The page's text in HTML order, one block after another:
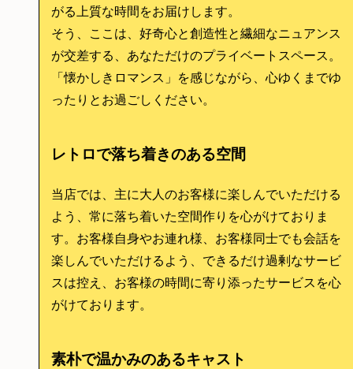
がる上質な時間をお届けします。
そう、ここは、好奇心と創造性と繊細なニュアンス
が交差する、あなただけのプライベートスペース。
「懐かしきロマンス」を感じながら、心ゆくまでゆ
ったりとお過ごしください。
レトロで落ち着きのある空間
当店では、主に大人のお客様に楽しんでいただける
よう、常に落ち着いた空間作りを心がけておりま
す。お客様自身やお連れ様、お客様同士でも会話を
楽しんでいただけるよう、できるだけ過剰なサービ
スは控え、お客様の時間に寄り添ったサービスを心
がけております。
素朴で温かみのあるキャスト